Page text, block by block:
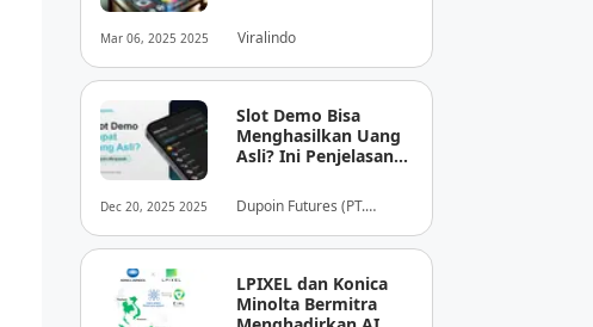
Mar 06, 2025 2025
Dunia Media Digital
Indonesia
Viralindo
Dec 20, 2025 2025
Slot Demo Bisa
Menghasilkan Uang
Asli? Ini Penjelasan
Dupoin Futures (PT.
LPIXEL dan Konica
Minolta Bermitra